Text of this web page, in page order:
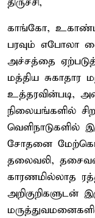
காங்கோ,
பரவும் எபோலா
அச்சத்தை
மத்திய சுகாதார
உத்தரவின்படி,
நிலையங்களில்
வெளிநாடுகளில்
சோதனை
தலைவலி,
காரணமில்லாத
அறிகுறிகளுடன்